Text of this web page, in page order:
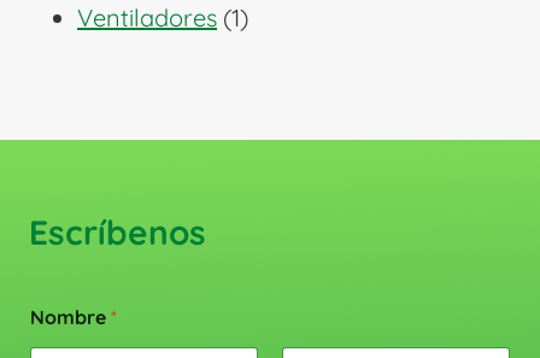
productos
Ventiladores 11
Escríbenos
Nombre *